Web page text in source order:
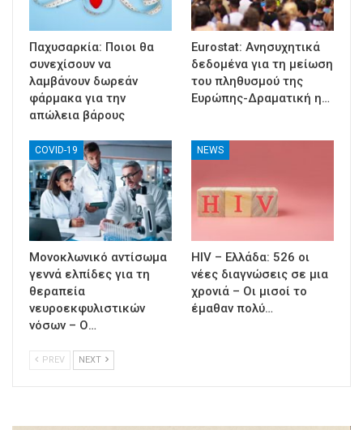
Παχυσαρκία: Ποιοι θα
συνεχίσουν να
λαμβάνουν δωρεάν
φάρμακα για την
απώλεια βάρους
Eurostat: Ανησυχητικά
δεδομένα για τη μείωση
του πληθυσμού της
Ευρώπης-Δραματική η…
COVID-19
Μονοκλωνικό αντίσωμα
γεννά ελπίδες για τη
θεραπεία
νευροεκφυλιστικών
νόσων – Ο…
NEWS
HIV – Ελλάδα: 526 οι
νέες διαγνώσεις σε μια
χρονιά – Οι μισοί το
έμαθαν πολύ…
PREV NEXT